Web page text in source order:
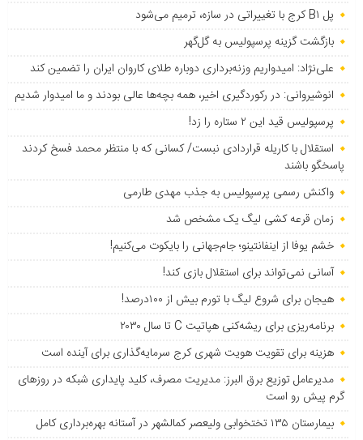
پل B۱ کرج با تغییراتی در سازه، ترمیم می‌شود
بازگشت گزینه پرسپولیس به ‌گل‌گهر
علی‌نژاد: امیدواریم وزنه‌برداری دوباره طلای کاروان ایران را تضمین کند
انوشیروانی: در رکوردگیری اخیر، همه بچه‌ها عالی بودند و ما امیدوار شدیم
پرسپولیس قید این ۲ ستاره را زد!
استقلال با کاریله قراردادی نبست/ کسانی که با منتظر محمد فسخ کردند
پاسخگو باشند
واکنش رسمی پرسپولیس به جذب مهدی طارمی
زمان قرعه کشی لیگ یک مشخص شد
خشم یوفا از اینفانتینو؛ جام‌جهانی را بایکوت می‌کنیم!
آسانی نمی‌تواند برای استقلال بازی کند!
هیجان برای شروع لیگ با تورم بیش از ۱۰۰درصد!
برنامه‌ریزی برای ریشه‌کنی هپاتیت C تا سال ۲۰۳۰
هزینه برای تقویت هویت شهری کرج سرمایه‌گذاری برای آینده است
مدیرعامل توزیع برق البرز: مدیریت مصرف، کلید پایداری شبکه در روزهای
گرم پیش رو است
بیمارستان ۱۳۵ تختخوابی ولیعصر کمالشهر در آستانه بهره‌برداری کامل